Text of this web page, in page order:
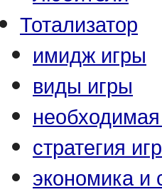
Тотализатор
имидж игры
виды игры
стратегия
экономика и